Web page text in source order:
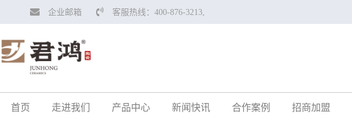
企业邮箱 客服热线：400-876-3213,
首页 走进我们 产品中心 新闻快讯 合作案例 招商加盟